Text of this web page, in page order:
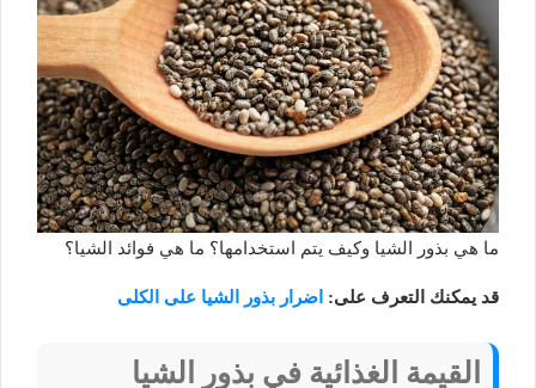
ما هي بذور الشيا وكيف يتم استخدامها؟ ما هي فوائد الشيا؟
قد يمكنك التعرف على: اضرار بذور الشيا على الكلى
القيمة الغذائية في بذور الشيا